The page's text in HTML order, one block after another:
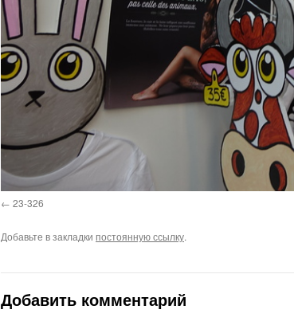
23-326
Добавьте в закладки постоянную ссылку.
Добавить комментарий